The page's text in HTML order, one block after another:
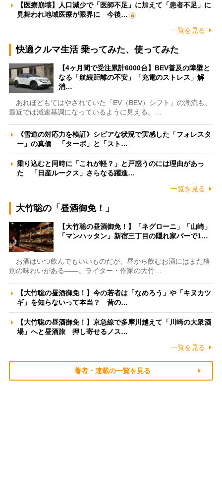
【医療崩壊】人口減少で「医師不足」に加えて「患者不足」に
見舞われ地域医療が限界に 今後…
一覧を見る
快適クルマ生活 乗ってみた、使ってみた
【4ヶ月間で受注累計6000台】BEV普及の障壁と
なる「航続距離の不安」「充電のストレス」解
消…
あれほどもてはやされていた「EV（BEV）シフト」の潮流も、
最近では減速基調になっているように見える。…
《雪道の対応力を検証》シビアな状況で実感した「フォレスタ
ー」の真価 「ターボ」と「スト…
乗り込むと同時に「これが軽？」と戸惑うのには理由があっ
た 「日産ルークス」さらなる躍進…
一覧を見る
大竹聡の「昼酒御免！」
【大竹聡の昼酒御免！】「ネグローニ」「山崎」
「マンハッタン」新宿三丁目の隠れ家バーで1…
お酒はいつ飲んでもいいものだが、昼から飲むお酒にはまた格
別の味わいがある――。ライター・作家の大竹…
【大竹聡の昼酒御免！】今の若者は「なめろう」や「キヌカツ
ギ」を知らないって本当？ 昔の…
【大竹聡の昼酒御免！】京急線で多摩川越えて「川崎の大衆酒
場」へと昼酒旅 押し寄せるノス…
一覧を見る
著者・連載の一覧を見る